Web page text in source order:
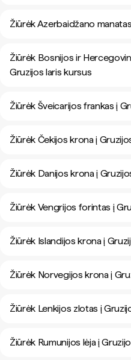
Žiūrėk Azerbaidžano
Žiūrėk Bosnijos ir
Gruzijos laris kursus
Žiūrėk Šveicarijos frankas į
Žiūrėk Čekijos krona į
Žiūrėk Danijos krona į
Žiūrėk Vengrijos forintas į
Žiūrėk Islandijos krona į
Žiūrėk Norvegijos krona į
Žiūrėk Lenkijos zlotas į
Žiūrėk Rumunijos lėja į